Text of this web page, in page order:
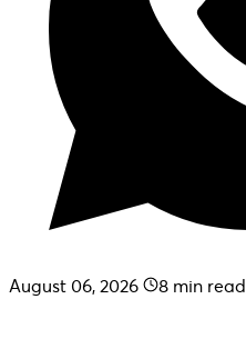
August 06, 2026 8 min read.